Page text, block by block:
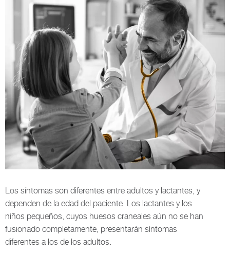
Los síntomas son diferentes entre adultos y lactantes, y
dependen de la edad del paciente. Los lactantes y los
niños pequeños, cuyos huesos craneales aún no se han
fusionado completamente, presentarán síntomas
diferentes a los de los adultos.